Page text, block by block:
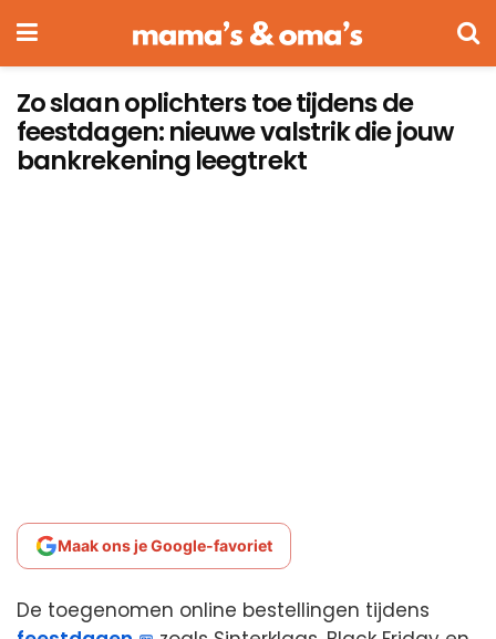
Zo slaan oplichters toe tijdens de
feestdagen: nieuwe valstrik die jouw
bankrekening leegtrekt
Maak ons je Google-favoriet
De toegenomen online bestellingen tijdens